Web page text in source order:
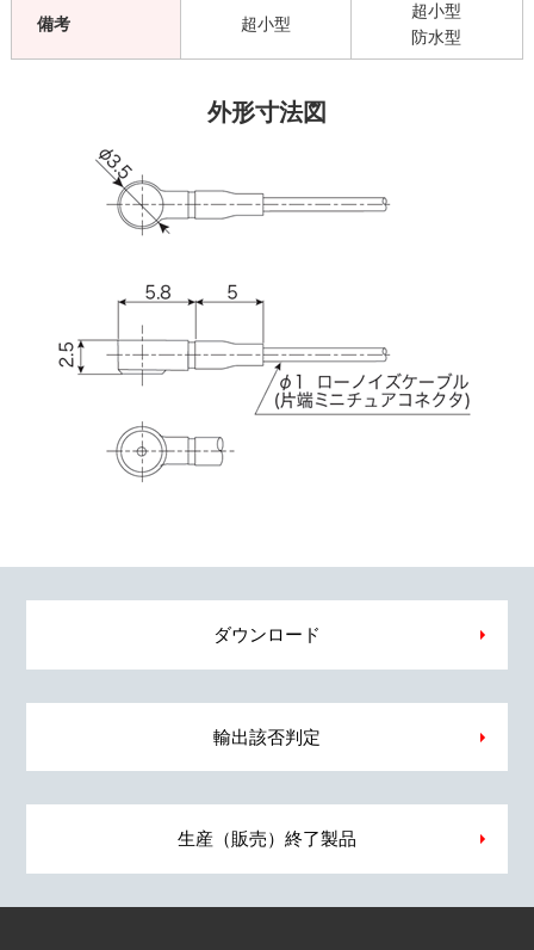
備考 超小型
超小型
防水型
外形寸法図
ダウンロード
輸出該否判定
生産（販売）終了製品